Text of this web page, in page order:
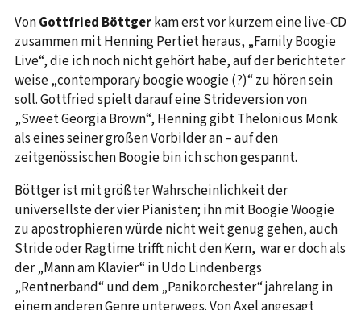
VonGottfried Böttgerkam erst vor kurzem eine live-CD
zusammen mit Henning Pertiet heraus, „Family Boogie
Live“, die ich noch nicht gehört habe, auf der berichteter
weise „contemporary boogie woogie (?)“ zu hören sein
soll. Gottfried spielt darauf eine Strideversion von
„Sweet Georgia Brown“, Henning gibt Thelonious Monk
als eines seiner großen Vorbilder an – auf den
zeitgenössischen Boogie bin ich schon gespannt.
Böttger ist mit größter Wahrscheinlichkeit der
universellste der vier Pianisten; ihn mit Boogie Woogie
zu apostrophieren würde nicht weit genug gehen, auch
Stride oder Ragtime trifft nicht den Kern, war er doch als
der „Mann am Klavier“ in Udo Lindenbergs
„Rentnerband“ und dem „Panikorchester“ jahrelang in